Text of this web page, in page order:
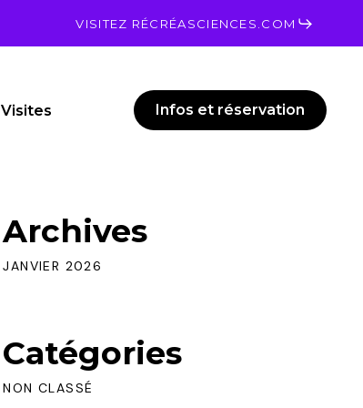
VISITEZ RÉCRÉASCIENCES.COM
Visites Infos et réservation
Archives
JANVIER 2026
Catégories
NON CLASSÉ